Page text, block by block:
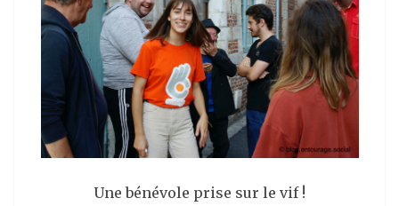
Une bénévole prise sur le vif !